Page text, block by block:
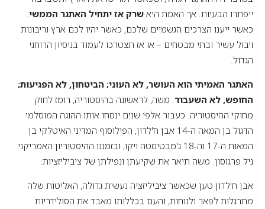
ייפתרו הבעיות. אך האמת היא שרק אז יתחיל האתגר הממשי
כאשר ייענו הצרכים הגשמיים שלכם, כאשר יהיו לכם ארץ וריבונות
ויבול עשיר ובתי מבטחים – או אז תצטרכו לעמוד בניסיון הרוחני
הגדול.
האתגר האמיתי הוא העושר, לא העוני; הביטחון, לא הפגיעוּת;
החופש, לא השעבוד . משה, לראשונה בהיסטוריה, רומז לחוק
מחוקי ההיסטוריה. כעבור אלפי שנים ינסחו אותו ההוגה המוסלמי
הדגול בן המאה ה-14 אבן ח'לדון, הפילוסוף המדיני האיטלקי בן
המאות ה-17 וה-18 ג'מבטיסטה ויקו, ובזמננו ההיסטוריון האמריקני
ניל פרגוסון. משה תיאר את שקיעתן ונפילתן של ציביליזציות.
אבן ח'לדון טען שכאשר ציביליזציה נעשית גדולה, האליטות שלה
מתרגלות לפאר ולנוחות, והעם בכללותו מאבד את הסולידריות